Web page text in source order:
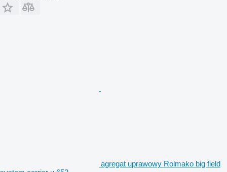
agregat uprawowy Rolmako big field